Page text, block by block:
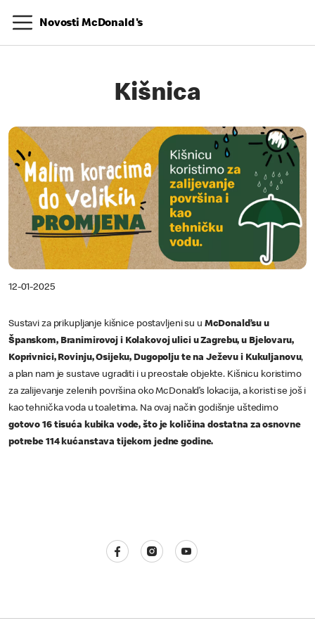
Novosti McDonald's
Kišnica
12-01-2025
Sustavi za prikupljanje kišnice postavljeni su u McDonald’su u
Španskom, Branimirovoj i Kolakovoj ulici u Zagrebu, u Bjelovaru,
Koprivnici, Rovinju, Osijeku, Dugopolju te na Ježevu i Kukuljanovu,
a plan nam je sustave ugraditi i u preostale objekte. Kišnicu koristimo
za zalijevanje zelenih površina oko McDonald’s lokacija, a koristi se još i
kao tehnička voda u toaletima. Na ovaj način godišnje uštedimo
gotovo 16 tisuća kubika vode, što je količina dostatna za osnovne
potrebe 114 kućanstava tijekom jedne godine.